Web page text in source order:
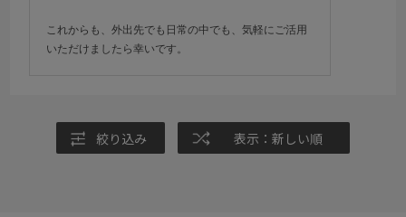
これからも、外出先でも日常の中でも、気軽にご活用
いただけましたら幸いです。
絞り込み 表示：新しい順